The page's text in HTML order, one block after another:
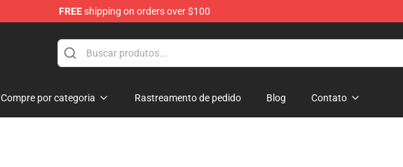
FREEshipping on orders over $100
Compre por categoria Rastreamento de pedido Blog Contato